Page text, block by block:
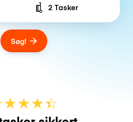
Number of bags
2 Tasker
Søg!
★★★☆
★